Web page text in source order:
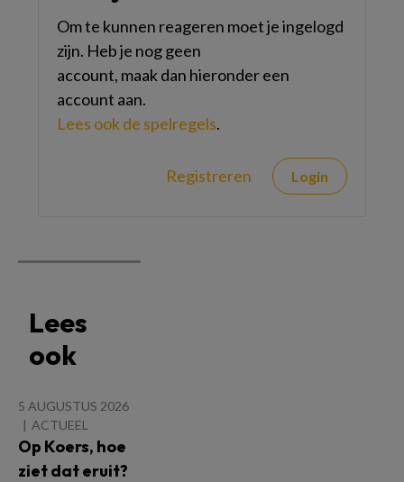
Om te kunnen reageren moet je ingelogd
zijn. Heb je nog geen
account, maak dan hieronder een
account aan.
Lees ook de spelregels.
Registreren Login
Lees
ook
5 AUGUSTUS 2026
ACTUEEL
Op Koers, hoe
ziet dat eruit?